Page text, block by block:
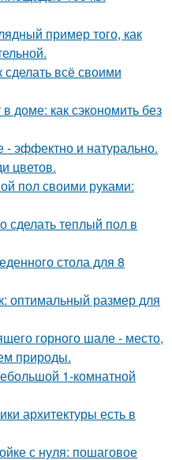
пример того, как
всё своими
доме: как сэкономить без
- эффектно и натурально.
цветов.
пол своими руками:
сделать теплый пол в
стола для 8
оптимальный размер для
горного шале - место,
природы.
1-комнатной
архитектуры есть в
с нуля: пошаговое